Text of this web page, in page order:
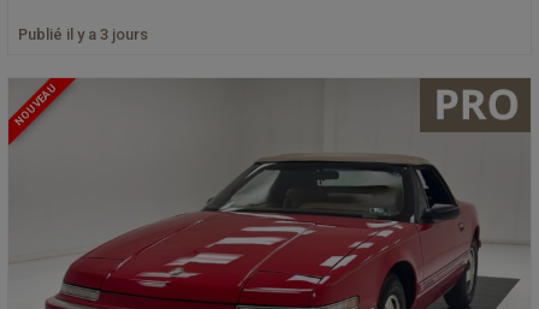
Publié il y a 3 jours
NOUVEAU